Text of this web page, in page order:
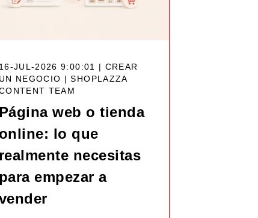
16-JUL-2026 9:00:01 | CREAR
UN NEGOCIO |SHOPLAZZA
TEAM
Página web o tienda
online: lo que
realmente necesitas
para empezar a